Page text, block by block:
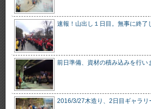
速報！山出し１日目。無事に終了
前日準備、資材の積み込みを行い
2016/3/27木造り、2日目ギャラリ